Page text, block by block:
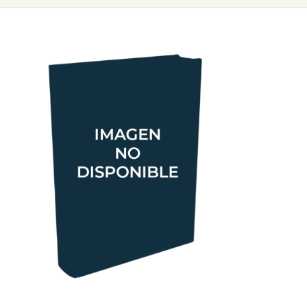
SOBRE NÓS